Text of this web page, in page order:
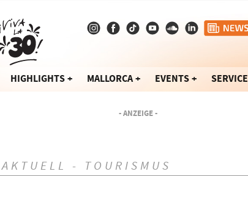
HIGHLIGHTS MALLORCA EVENTS SERVICE
- ANZEIGE -
AKTUELL - TOURISMUS